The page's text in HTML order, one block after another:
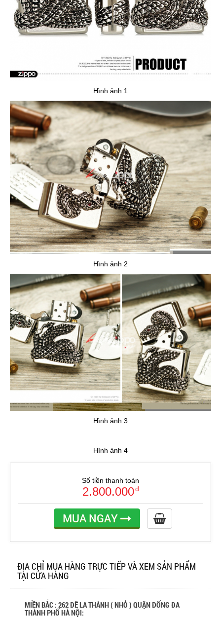
Hình ảnh 1
Hình ảnh 2
Hình ảnh 3
Hình ảnh 4
Số tiền thanh toán
2.800.000đ
MUA NGAY
ĐỊA CHỈ MUA HÀNG TRỰC TIẾP VÀ XEM SẢN PHẨM
TẠI CỬA HÀNG
MIỀN BẮC : 262 ĐÊ LA THÀNH ( NHỎ ) QUẬN ĐỐNG ĐA
THÀNH PHỐ HÀ NỘI: